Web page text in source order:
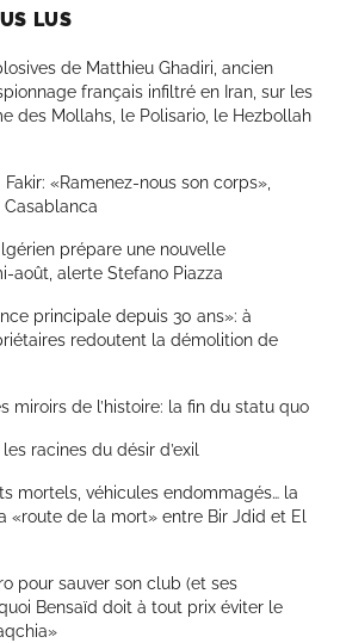
LUS
de Matthieu Ghadiri, ancien
français infiltré en Iran, sur les
des Mollahs, le Polisario, le Hezbollah
«Ramenez-nous son corps»,
prépare une nouvelle
août, alerte Stefano Piazza
principale depuis 30 ans»: à
redoutent la démolition de
miroirs de l’histoire: la fin du statu quo
racines du désir d’exil
mortels, véhicules endommagés… la
«route de la mort» entre Bir Jdid et El
pour sauver son club (et ses
Bensaïd doit à tout prix éviter le